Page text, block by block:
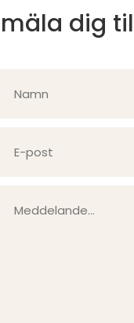
dig